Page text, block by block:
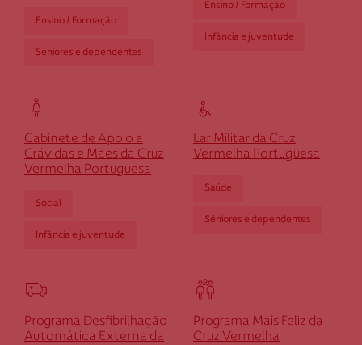
Selecione o valor do seu donativo mensal.
50€
Outro
montante
Se pretender optar por outro montante, indique-o aqui (p.e. 80)
Ensino / Formação
Séniores e dependentes
Ensino / Formação
Infância e juventude
Gabinete de Apoio a
Grávidas e Mães da Cruz
Vermelha Portuguesa
Social
Infância e juventude
Lar Militar da Cruz
Vermelha Portuguesa
Saúde
Séniores e dependentes
Programa Desfibrilhação
Automática Externa da
Programa Mais Feliz da
Cruz Vermelha